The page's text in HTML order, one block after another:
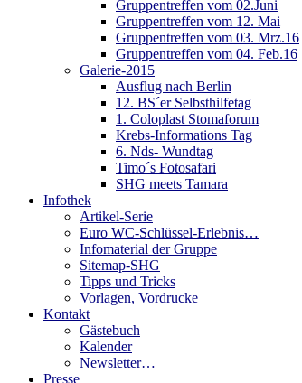
Gruppentreffen vom 02.Juni
Gruppentreffen vom 12. Mai
Gruppentreffen vom 03. Mrz.16
Gruppentreffen vom 04. Feb.16
Galerie-2015
Ausflug nach Berlin
12. BS´er Selbsthilfetag
1. Coloplast Stomaforum
Krebs-Informations Tag
6. Nds- Wundtag
Timo´s Fotosafari
SHG meets Tamara
Infothek
Artikel-Serie
Euro WC-Schlüssel-Erlebnis…
Infomaterial der Gruppe
Sitemap-SHG
Tipps und Tricks
Vorlagen, Vordrucke
Kontakt
Gästebuch
Kalender
Newsletter…
Presse